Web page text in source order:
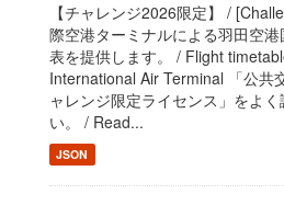
【チャレンジ2026限定】 /
際空港ターミナルによる羽田空
表を提供します。 / Flight
International Air Terminal 「公共
ャレンジ限定ライセンス」をよ
い。 / Read...
JSON